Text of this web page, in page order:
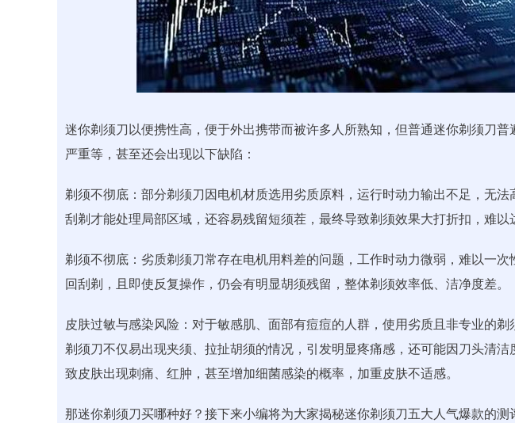
迷你剃须刀以便携性高，便于外出携带而被许多人所熟知，但普通迷你剃须刀
严重等，甚至还会出现以下缺陷：
剃须不彻底：部分剃须刀因电机材质选用劣质原料，运行时动力输出不足，无
刮剃才能处理局部区域，还容易残留短须茬，最终导致剃须效果大打折扣，难以
剃须不彻底：劣质剃须刀常存在电机用料差的问题，工作时动力微弱，难以一
回刮剃，且即使反复操作，仍会有明显胡须残留，整体剃须效率低、洁净度差。
皮肤过敏与感染风险：对于敏感肌、面部有痘痘的人群，使用劣质且非专业的
剃须刀不仅易出现夹须、拉扯胡须的情况，引发明显疼痛感，还可能因刀头清
致皮肤出现刺痛、红肿，甚至增加细菌感染的概率，加重皮肤不适感。
那迷你剃须刀买哪种好？接下来小编将为大家揭秘迷你剃须刀五大人气爆款的测
深证成指 14110.12 -34.08 -0.24% 沪深300